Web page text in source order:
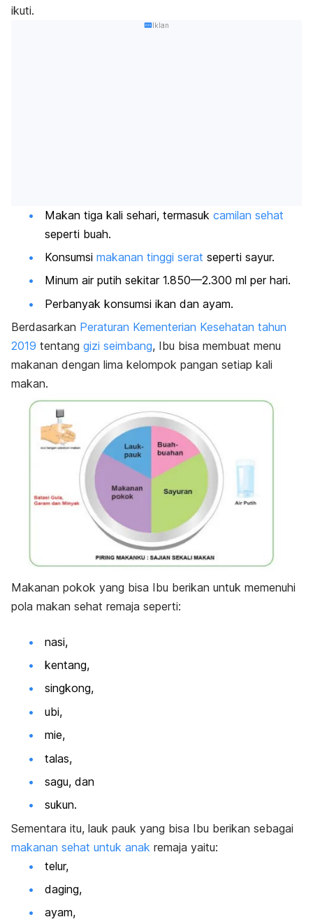
ikuti.
Iklan
Makan tiga kali sehari, termasuk camilan sehat
seperti buah.
Konsumsi makanan tinggi serat seperti sayur.
Minum air putih sekitar 1.850—2.300 ml per hari.
Perbanyak konsumsi ikan dan ayam.
Berdasarkan Peraturan Kementerian Kesehatan tahun
2019 tentang gizi seimbang, Ibu bisa membuat menu
makanan dengan lima kelompok pangan setiap kali
makan.
Makanan pokok yang bisa Ibu berikan untuk memenuhi
pola makan sehat remaja seperti:
nasi,
kentang,
singkong,
ubi,
mie,
talas,
sagu, dan
sukun.
Sementara itu, lauk pauk yang bisa Ibu berikan sebagai
makanan sehat untuk anak remaja yaitu:
telur,
daging,
ayam,